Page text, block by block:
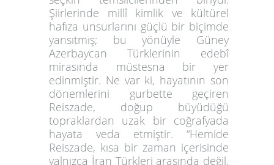
Şiirlerinde millî kimlik ve kültürel
hafıza unsurlarını güçlü bir biçimde
yansıtmış; bu yönüyle Güney
Azerbaycan Türklerinin edebî
mirasında müstesna bir yer
edinmiştir. Ne var ki, hayatının son
dönemlerini gurbette geçiren
Reiszade, doğup büyüdüğü
topraklardan uzak bir coğrafyada
hayata veda etmiştir. “Hemide
Reiszade, kısa bir zaman içerisinde
yalnızca İran Türkleri arasında değil,